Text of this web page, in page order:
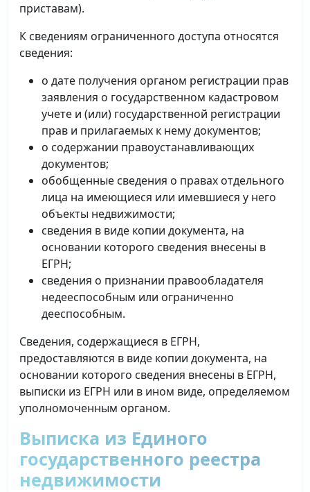
приставам).
К сведениям ограниченного доступа относятся
сведения:
о дате получения органом регистрации прав
заявления о государственном кадастровом
учете и (или) государственной регистрации
прав и прилагаемых к нему документов;
о содержании правоустанавливающих
документов;
обобщенные сведения о правах отдельного
лица на имеющиеся или имевшиеся у него
объекты недвижимости;
сведения в виде копии документа, на
основании которого сведения внесены в
ЕГРН;
сведения о признании правообладателя
недееспособным или ограниченно
дееспособным.
Сведения, содержащиеся в ЕГРН,
предоставляются в виде копии документа, на
основании которого сведения внесены в ЕГРН,
выписки из ЕГРН или в ином виде, определяемом
уполномоченным органом.
Выписка из Единого
государственного реестра
недвижимости